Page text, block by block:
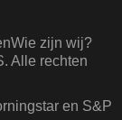
Wie zijn wij?
Alle rechten
en S&P